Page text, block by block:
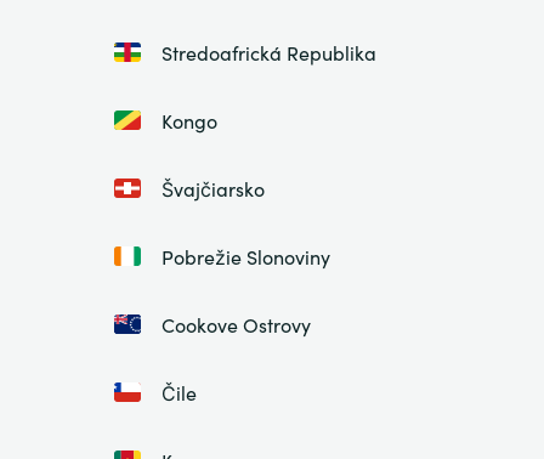
Stredoafrická Republika
Kongo
Švajčiarsko
Pobrežie Slonoviny
Cookove Ostrovy
Čile